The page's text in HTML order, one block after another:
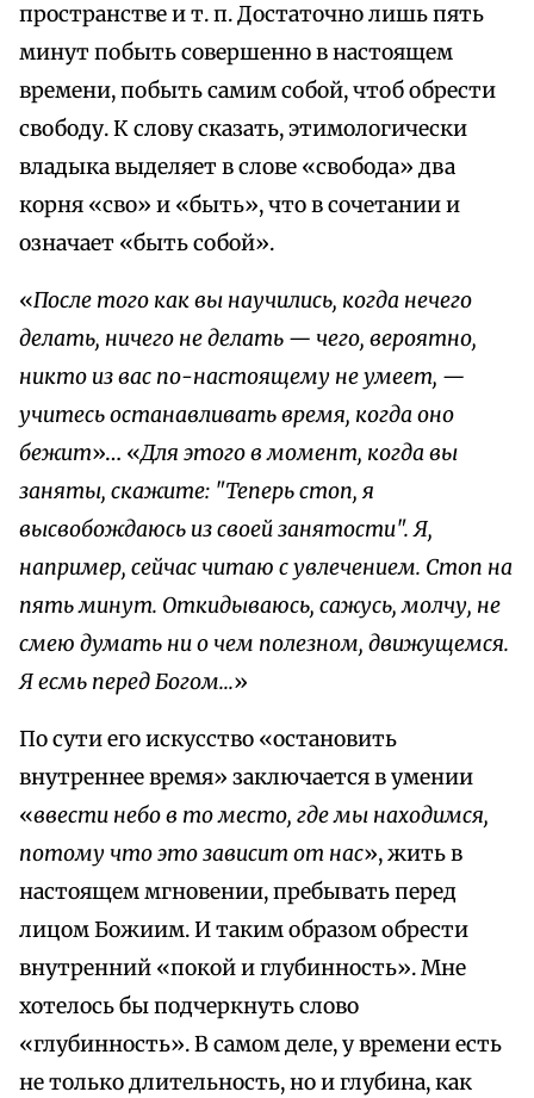
пространстве и т. п. Достаточно лишь пять
минут побыть совершенно в настоящем
времени, побыть самим собой, чтоб обрести
свободу. К слову сказать, этимологически
владыка выделяет в слове «свобода» два
корня «сво» и «быть», что в сочетании и
означает «быть собой».
«После того как вы научились, когда нечего
делать, ничего не делать — чего, вероятно,
никто из вас по-настоящему не умеет, —
учитесь останавливать время, когда оно
бежит»… «Для этого в момент, когда вы
заняты, скажите: "Теперь стоп, я
высвобождаюсь из своей занятости". Я,
например, сейчас читаю с увлечением. Стоп на
пять минут. Откидываюсь, сажусь, молчу, не
смею думать ни о чем полезном, движущемся.
Я есмь перед Богом...»
По сути его искусство «остановить
внутреннее время» заключается в умении
«ввести небо в то место, где мы находимся,
потому что это зависит от нас», жить в
настоящем мгновении, пребывать перед
лицом Божиим. И таким образом обрести
внутренний «покой и глубинность». Мне
хотелось бы подчеркнуть слово
«глубинность». В самом деле, у времени есть
не только длительность, но и глубина, как